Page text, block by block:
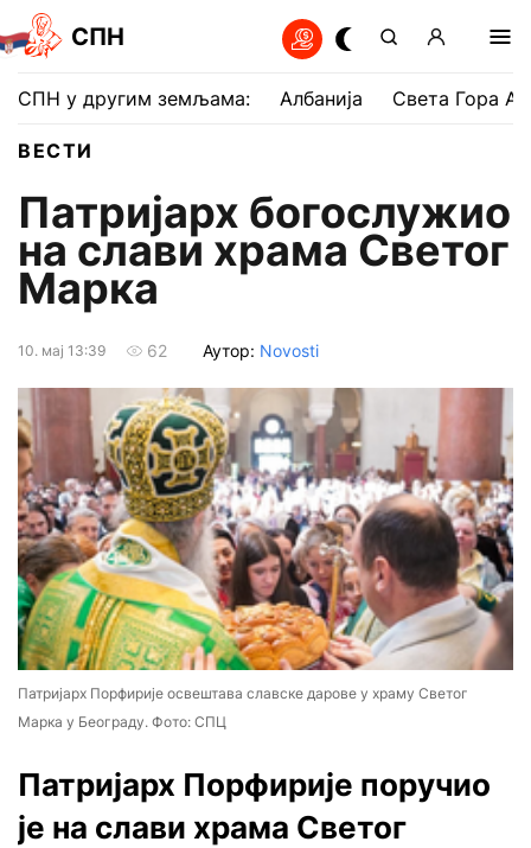
СПН
СПН у другим земљама: Албанија Света Гора
ВЕСТИ
Патријарх богослужио
на слави храма Светог
Марка
10. мај 13:39 62 Аутор: Novosti
Патријарх Порфирије освештава славске дарове у храму Светог
Марка у Београду. Фото: СПЦ
Патријарх Порфирије поручио
је на слави храма Светог